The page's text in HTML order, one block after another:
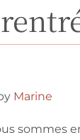
Marine
sommes